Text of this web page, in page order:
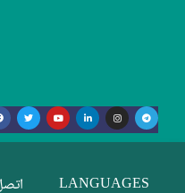
LANGUAGES